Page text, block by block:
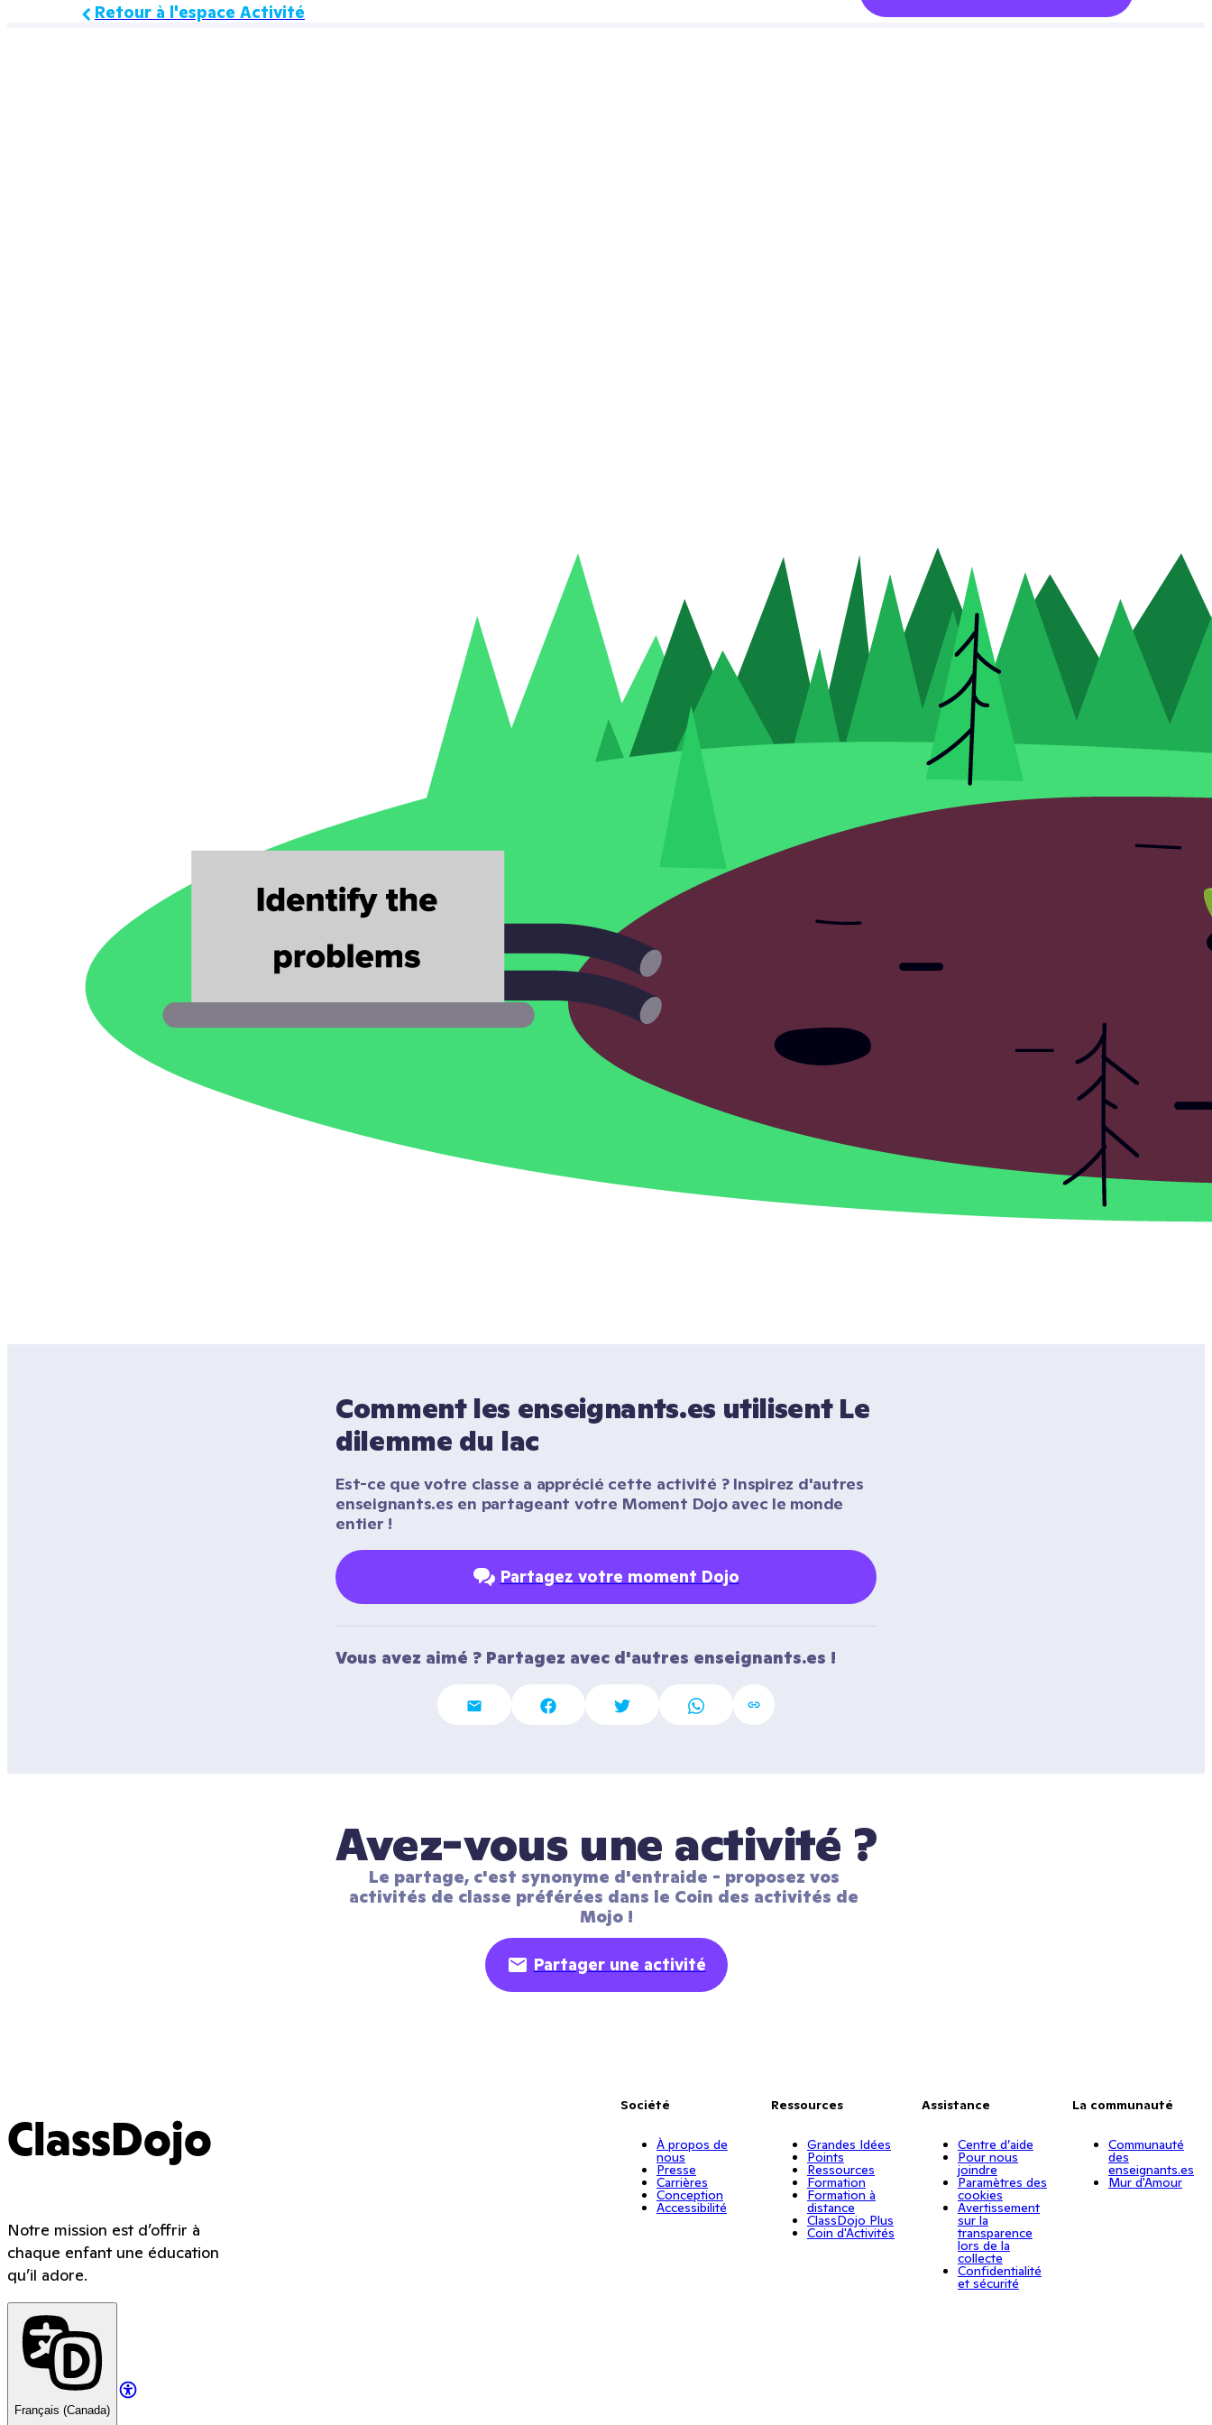
Retour à l'espace Activité
Comment les enseignants.es utilisent Le
dilemme du lac
Est-ce que votre classe a apprécié cette activité ? Inspirez d'autres
enseignants.es en partageant votre Moment Dojo avec le monde
entier !
Partagez votre moment Dojo
Vous avez aimé ? Partagez avec d'autres enseignants.es !
Avez-vous une activité ?
Le partage, c'est synonyme d'entraide - proposez vos
activités de classe préférées dans le Coin des activités de
Mojo !
Partager une activité
ClassDojo
Notre mission est d’offrir à
chaque enfant une éducation
qu’il adore.
Français (Canada)
Société
À propos de
nous
Presse
Carrières
Conception
Accessibilité
Ressources
Grandes Idées
Points
Ressources
Formation
Formation à
distance
ClassDojo Plus
Coin d'Activités
Assistance
Centre d’aide
Pour nous
joindre
Paramètres des
cookies
Avertissement
sur la
transparence
lors de la
collecte
Confidentialité
et sécurité
La communauté
Communauté
des
enseignants.es
Mur d'Amour